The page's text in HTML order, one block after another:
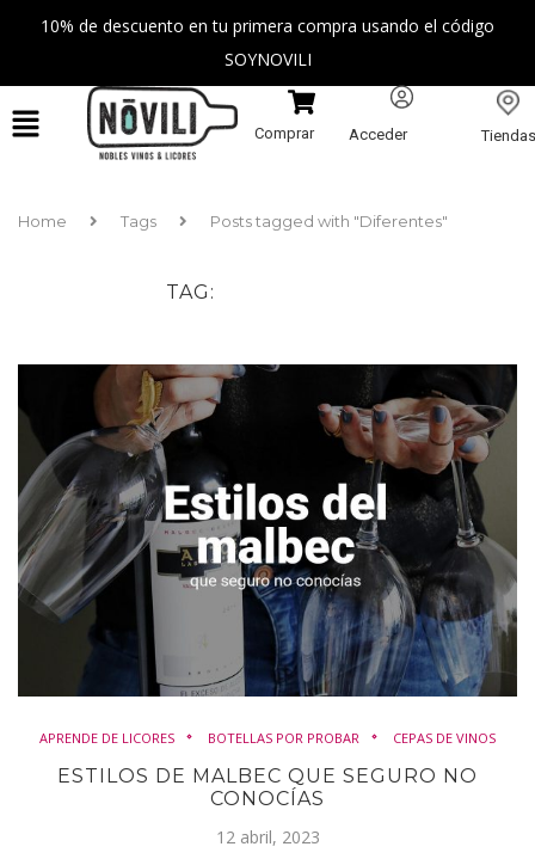
10% de descuento en tu primera compra usando el código
SOYNOVILI
Comprar Acceder Tiendas
Home Tags Posts tagged with "Diferentes"
TAG
APRENDE DE LICORES BOTELLAS POR PROBAR CEPAS DE VINOS
ESTILOS DE MALBEC QUE SEGURO NO
CONOCÍAS
12 abril, 2023